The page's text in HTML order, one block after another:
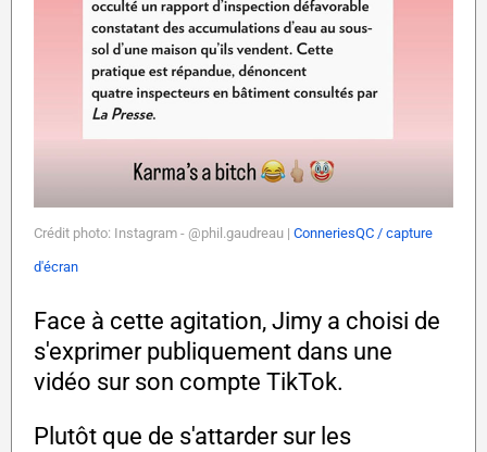
Crédit photo: Instagram - @phil.gaudreau | ConneriesQC / capture
d'écran
Face à cette agitation, Jimy a choisi de
s'exprimer publiquement dans une
vidéo sur son compte TikTok.
Plutôt que de s'attarder sur les